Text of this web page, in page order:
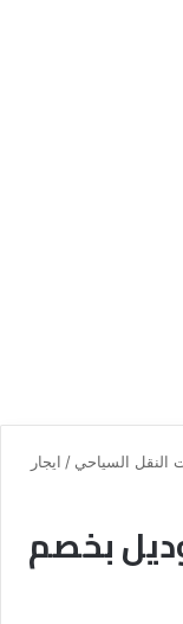
السياحي / ايجار
بخصم